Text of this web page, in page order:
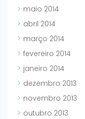
maio 2014
abril 2014
março 2014
fevereiro 2014
janeiro 2014
dezembro 2013
novembro 2013
outubro 2013